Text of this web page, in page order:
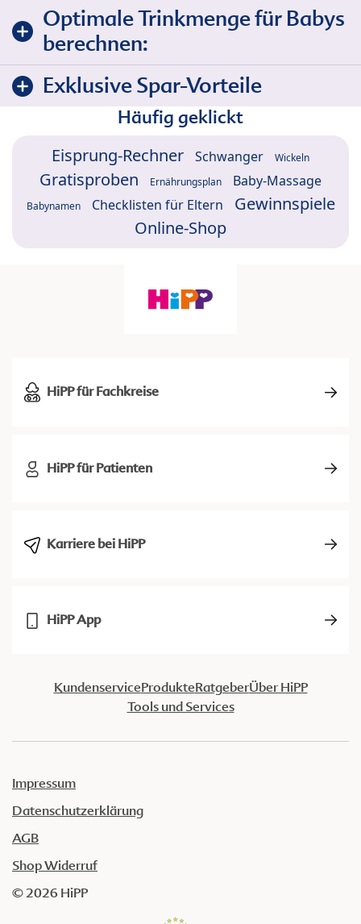
Optimale Trinkmenge für Babys
berechnen:
Exklusive Spar-Vorteile
Häufig geklickt
Eisprung-Rechner Schwanger Wickeln
Gratisproben Ernährungsplan Baby-Massage
Babynamen Checklisten für Eltern
Gewinnspiele
Online-Shop
HiPP für Fachkreise
HiPP für Patienten
Karriere bei HiPP
HiPP App
KundenserviceProdukteRatgeberÜber HiPP
Tools und Services
Impressum
Datenschutzerklärung
AGB
Shop Widerruf
© 2026 HiPP